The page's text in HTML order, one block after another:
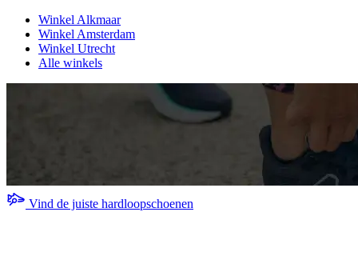
Winkel Alkmaar
Winkel Amsterdam
Winkel Utrecht
Alle winkels
Vind de juiste hardloopschoenen